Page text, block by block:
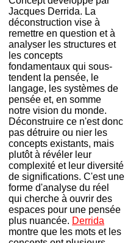
Jacques Derrida. La
déconstruction vise à
remettre en question et à
analyser les structures et
les concepts
fondamentaux qui sous-
tendent la pensée, le
langage, les systèmes de
pensée et, en somme
notre vision du monde.
Déconstruire ce n'est donc
pas détruire ou nier les
concepts existants, mais
plutôt à révéler leur
complexité et leur diversité
de significations. C'est une
forme d'analyse du réel
qui cherche à ouvrir des
espaces pour une pensée
plus nuancée. Derrida
montre que les mots et les